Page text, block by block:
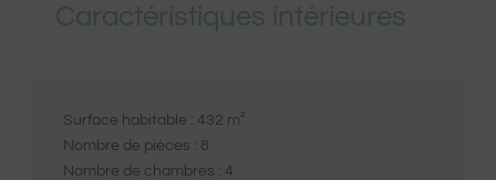
Caractéristiques intérieures
Surface habitable : 432 m²
Nombre de pièces : 8
Nombre de chambres : 4